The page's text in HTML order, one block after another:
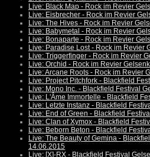
Live: Black Map - Rock im Revier
Live: Eisbrecher - Rock im Revier
Live: The Hives - Rock im Revier
Live: Babymetal - Rock im Revier
Live: Bonaparte - Rock im Revier
Live: Paradise Lost - Rock im Revier
Live: Triggerfinger - Rock im Revier
Live: Orchid - Rock im Revier
Live: Arcane Roots - Rock im Revier
Live: Project Pitchfork - Blackfield
Live: Mono Inc. - Blackfield Festival
Live: L'Âme Immortelle - Blackfield
Live: Letzte Instanz - Blackfield
Live: End of Green - Blackfield
Live: Clan of Xymox - Blackfield
Live: Beborn Beton - Blackfield
Live: The Beauty of Gemina -
14.06.2015
Live: [X]-RX - Blackfield Festival